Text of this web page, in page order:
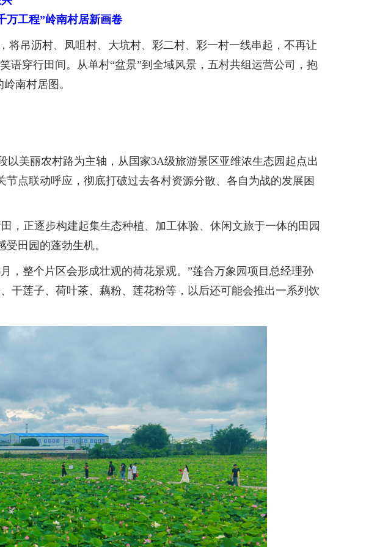
万工程”岭南村居新画卷
吊沥村、凤咀村、大坑村、彩二村、彩一村一线串起，不再让
穿行田间。从单村“盆景”到全域风景，五村共组运营公司，抱
南村居图。
美丽农村路为主轴，从国家3A级旅游景区亚维浓生态园起点出
点联动呼应，彻底打破过去各村资源分散、各自为战的发展困
正逐步构建起集生态种植、加工体验、休闲文旅于一体的田园
田园的蓬勃生机。
整个片区会形成壮观的荷花景观。”莲合万象园项目总经理孙
干莲子、荷叶茶、藕粉、莲花粉等，以后还可能会推出一系列饮